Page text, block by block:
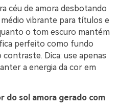
céu de amora desbotando
vibrante para títulos e
o tom escuro mantém
perfeito como fundo
Dica: use apenas
a energia da cor em
do sol amora gerado com